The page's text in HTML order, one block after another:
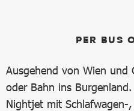
PER BUS
Ausgehend von Wien und
oder Bahn ins
Nightjet mit Schlafwagen-